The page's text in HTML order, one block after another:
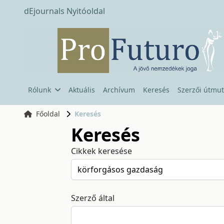
dEjournals Nyitóoldal
Rólunk Aktuális Archívum Keresés Szerzői
Főoldal Keresés
Keresés
Cikkek keresése
Szerző által